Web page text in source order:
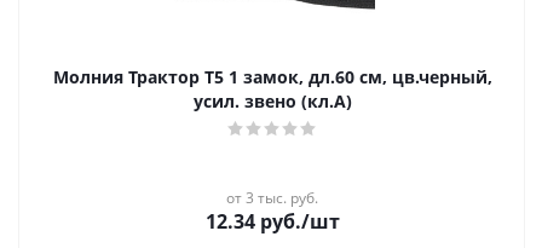
Молния Трактор Т5 1 замок, дл.60 см, цв.черный,
усил. звено (кл.А)
от 3 тыс. руб.
12.34руб./шт